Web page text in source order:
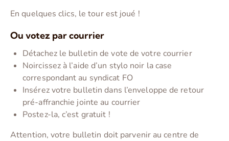
En quelques clics, le tour est joué !
Ou votez par courrier
Détachez le bulletin de vote de votre courrier
Noircissez à l’aide d’un stylo noir la case
correspondant au syndicat FO
Insérez votre bulletin dans l’enveloppe de retour
pré-affranchie jointe au courrier
Postez-la, c’est gratuit !
Attention, votre bulletin doit parvenir au centre de